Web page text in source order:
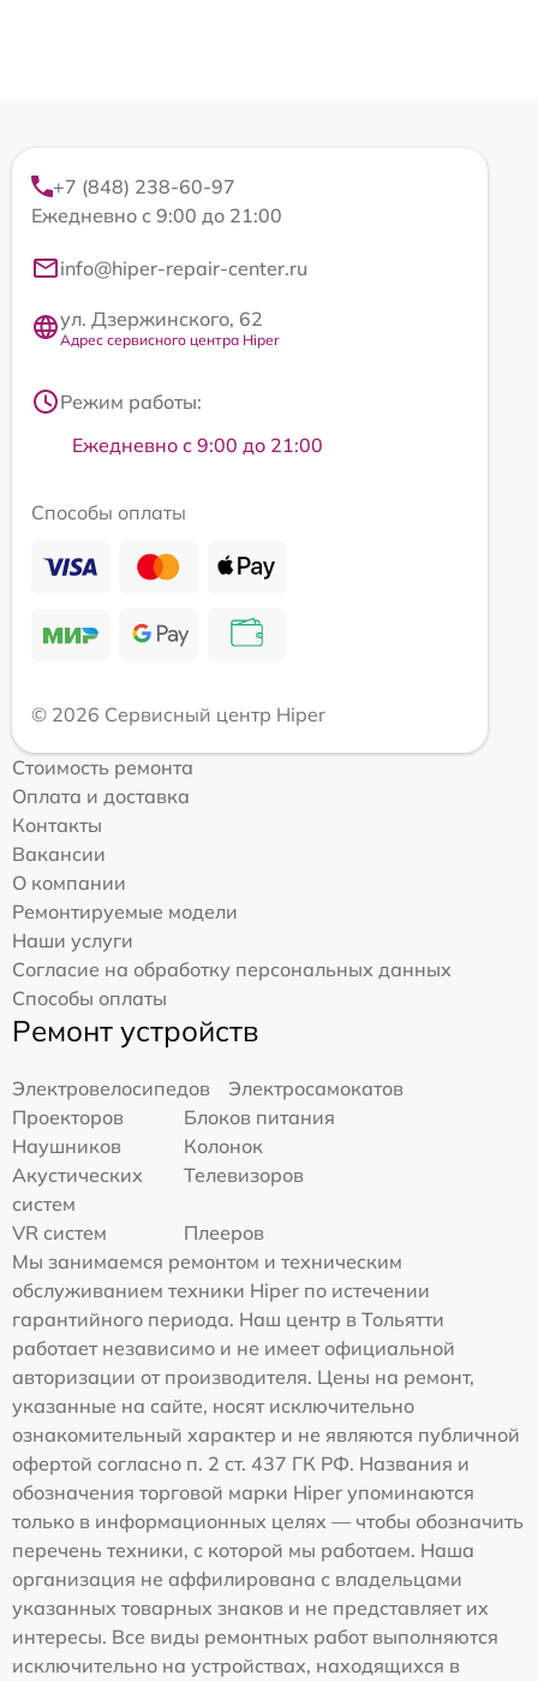
+7 (848) 238-60-97
Ежедневно с 9:00 до 21:00
info@hiper-repair-center.ru
ул. Дзержинского, 62
Адрес сервисного центра Hiper
Режим работы:
Ежедневно с 9:00 до 21:00
Способы оплаты
© 2026 Сервисный центр Hiper
Стоимость ремонта
Оплата и доставка
Контакты
Вакансии
О компании
Ремонтируемые модели
Наши услуги
Согласие на обработку персональных данных
Способы оплаты
Ремонт устройств
Электровелосипедов
Электросамокатов
Проекторов
Блоков питания
Наушников
Колонок
Акустических
систем
Телевизоров
VR систем
Плееров
Мы занимаемся ремонтом и техническим
обслуживанием техники Hiper по истечении
гарантийного периода. Наш центр в Тольятти
работает независимо и не имеет официальной
авторизации от производителя. Цены на ремонт,
указанные на сайте, носят исключительно
ознакомительный характер и не являются публичной
офертой согласно п. 2 ст. 437 ГК РФ. Названия и
обозначения торговой марки Hiper упоминаются
только в информационных целях — чтобы обозначить
перечень техники, с которой мы работаем. Наша
организация не аффилирована с владельцами
указанных товарных знаков и не представляет их
интересы. Все виды ремонтных работ выполняются
исключительно на устройствах, находящихся в